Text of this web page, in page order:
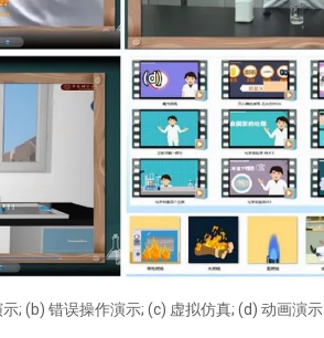
; (b) 错误操作演示; (c) 虚拟仿真; (d) 动画演示